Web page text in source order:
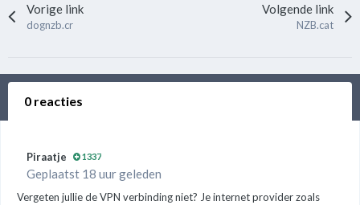
Vorige link
dognzb.cr
Volgende link
NZB.cat
0 reacties
Piraatje 1337
Geplaatst 18 uur geleden
Vergeten jullie de VPN verbinding niet? Je internet provider zoals